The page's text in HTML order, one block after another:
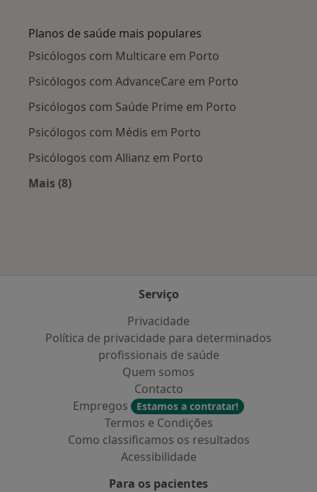
Planos de saúde mais populares
Psicólogos com Multicare em Porto
Psicólogos com AdvanceCare em Porto
Psicólogos com Saúde Prime em Porto
Psicólogos com Médis em Porto
Psicólogos com Allianz em Porto
Mais (8)
Serviço
Privacidade
Política de privacidade para determinados
profissionais de saúde
Quem somos
Contacto
Empregos
Estamos a contratar!
Termos e Condições
Como classificamos os resultados
Acessibilidade
Para os pacientes